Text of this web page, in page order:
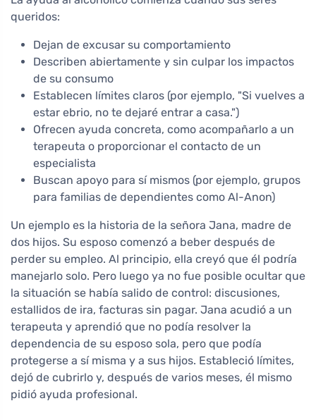
queridos:
Dejan de excusar su comportamiento
Describen abiertamente y sin culpar los impactos
de su consumo
Establecen límites claros (por ejemplo, "Si vuelves a
estar ebrio, no te dejaré entrar a casa.")
Ofrecen ayuda concreta, como acompañarlo a un
terapeuta o proporcionar el contacto de un
especialista
Buscan apoyo para sí mismos (por ejemplo, grupos
para familias de dependientes como Al-Anon)
Un ejemplo es la historia de la señora Jana, madre de
dos hijos. Su esposo comenzó a beber después de
perder su empleo. Al principio, ella creyó que él podría
manejarlo solo. Pero luego ya no fue posible ocultar que
la situación se había salido de control: discusiones,
estallidos de ira, facturas sin pagar. Jana acudió a un
terapeuta y aprendió que no podía resolver la
dependencia de su esposo sola, pero que podía
protegerse a sí misma y a sus hijos. Estableció límites,
dejó de cubrirlo y, después de varios meses, él mismo
pidió ayuda profesional.